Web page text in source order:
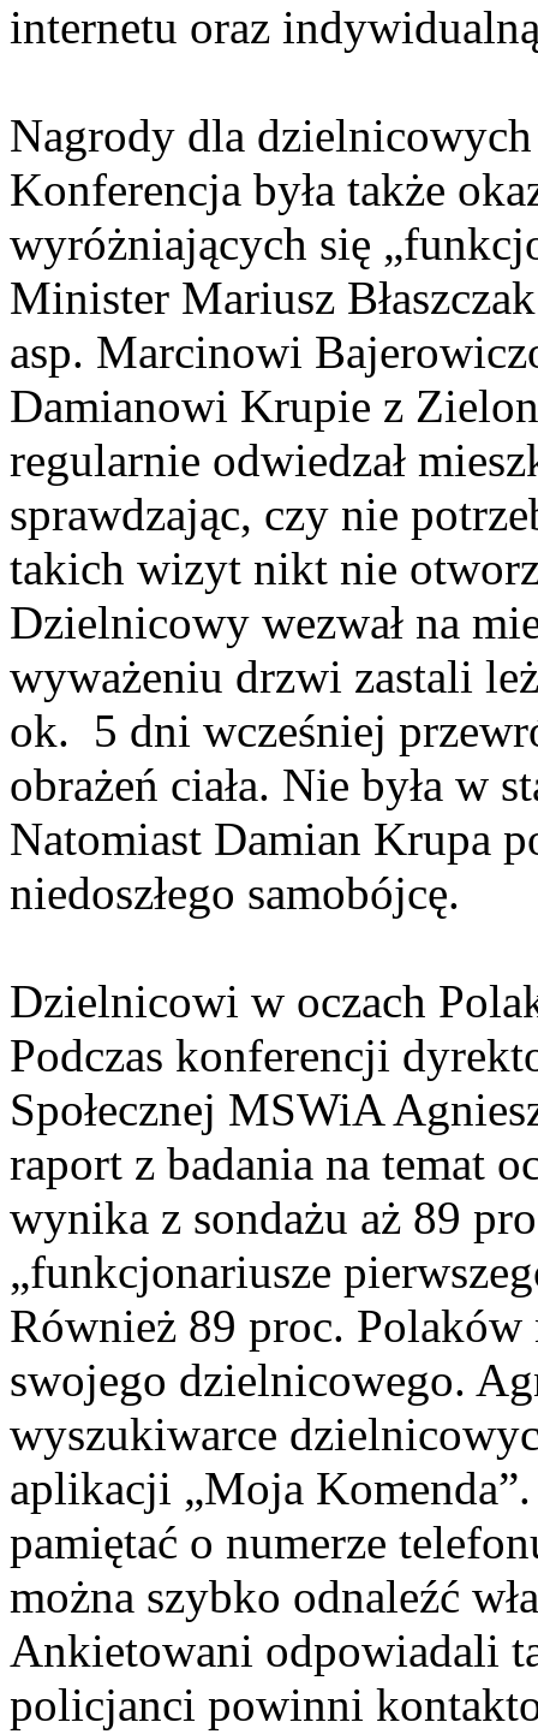
internetu oraz
Nagrody dla dzielnicowych
Konferencja była także
wyróżniających się
Minister Mariusz
asp. Marcinowi
Damianowi Krupie z
regularnie odwiedzał
sprawdzając, czy nie
takich wizyt nikt nie
Dzielnicowy wezwał na
wyważeniu drzwi zastali
ok. 5 dni wcześniej
obrażeń ciała. Nie była w
Natomiast Damian Krupa
niedoszłego samobójcę.
Dzielnicowi w oczach
Podczas konferencji
Społecznej MSWiA
raport z badania na temat
wynika z sondażu aż 89
„funkcjonariusze
Również 89 proc.
swojego dzielnicowego.
wyszukiwarce
aplikacji „Moja
pamiętać o numerze
można szybko odnaleźć
Ankietowani odpowiadali
policjanci powinni